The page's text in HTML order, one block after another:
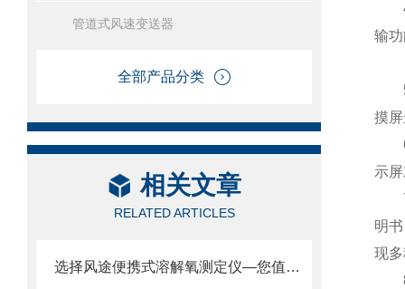
管道式风速变送器
全部产品分类
相关文章
RELATED ARTICLES
选择风途便携式溶解氧测定仪—您值得信赖的户外水质专家。
4.
输
5.
摸
6.
示
7.
明
现
8.